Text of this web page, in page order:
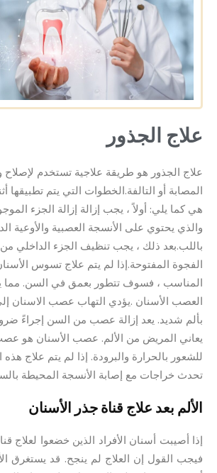
علاج الجذور
علاج الجذور هو طريقة علاجية تستخدم
المصابة أو التالفة.الخطوات التي يتم تطبيقها
هي كما يلي: أولاً ، يجب إزالة إزالة الجزء
والذي يحتوي على الأنسجة العصبية والأوعية
باللب.بعد ذلك ، يجب تنظيف الجزء الداخلي
الفجوة المفتوحة.إذا لم يتم علاج تسوس
المناسب ، فسوف تتطور بعمق في السن. مما
العصب الأسنان .يؤدي التهاب عصب الاسنان
بألم شديد. يعد إزالة عصب من السن إجراءً
يعاني المريض من الألم. عصب الأسنان هو
للشعور بالحرارة والبرودة. إذا لم يتم علاج
تحدث خراجات مع إصابة الأنسجة المحيطة
الألم بعد علاج قناة جذر الأسنان
إذا أصيبت أسنان الأفراد الذين خضعوا لعلاج
فيجب القول إن العلاج لم ينجح. قد يستغرق